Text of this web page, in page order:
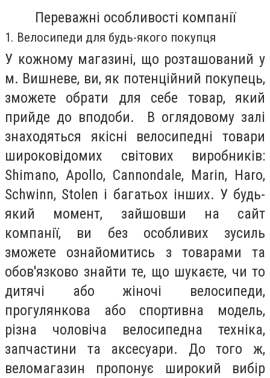
Переважні особливості компанії
1. Велосипеди для будь-якого покупця
У кожному магазині, що розташований у
м. Вишневе, ви, як потенційний покупець,
зможете обрати для себе товар, який
прийде до вподоби. В оглядовому залі
знаходяться якісні велосипедні товари
широковідомих світових виробників:
Shimano, Apollo, Cannondale, Marin, Haro,
Schwinn, Stolen і багатьох інших. У будь-
який момент, зайшовши на сайт
компанії, ви без особливих зусиль
зможете ознайомитись з товарами та
обов'язково знайти те, що шукаєте, чи то
дитячі або жіночі велосипеди,
прогулянкова або спортивна модель,
різна чоловіча велосипедна техніка,
запчастини та аксесуари. До того ж,
веломагазин пропонує широкий вибір